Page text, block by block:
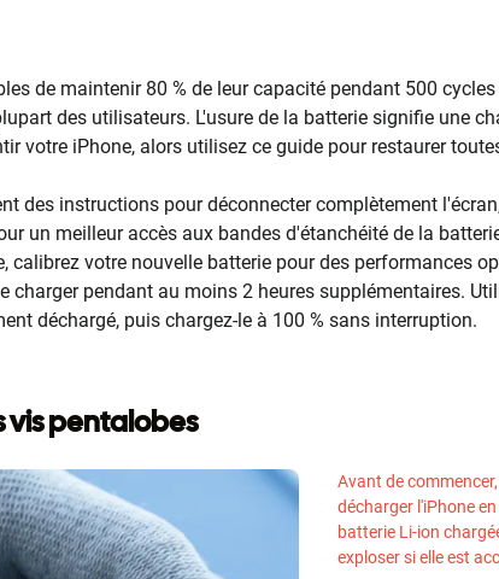
de maintenir 80 % de leur capacité pendant 500
des utilisateurs. L'usure de la batterie signifie une
votre iPhone, alors utilisez ce guide pour restaurer
des instructions pour déconnecter complètement
un meilleur accès aux bandes d'étanchéité de la
calibrez votre nouvelle batterie pour des performances
charger pendant au moins 2 heures supplémentaires.
déchargé, puis chargez-le à 100 % sans interruption.
vis pentalobes
Avant de
décharger l'iPhone
batterie Li-ion
exploser si elle est